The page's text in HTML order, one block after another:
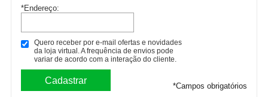
*Endereço:
Quero receber por e-mail ofertas e novidades
da loja virtual. A frequência de envios pode
variar de acordo com a interação do cliente.
*Campos obrigatórios